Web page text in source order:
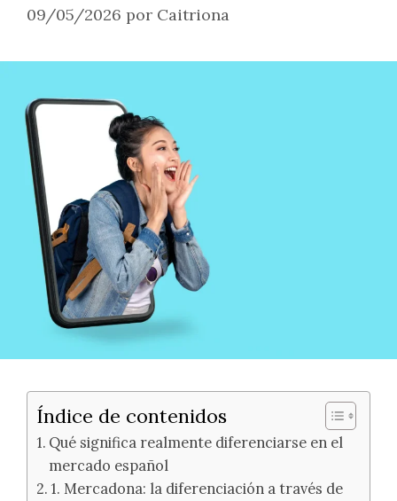
09/05/2026 por Caitriona
Índice de contenidos
Qué significa realmente diferenciarse en el
mercado español
1. Mercadona: la diferenciación a través de